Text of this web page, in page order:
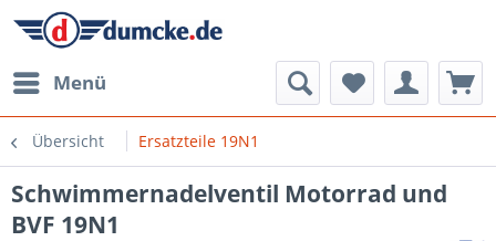
Menü
Übersicht Ersatzteile 19N1
Schwimmernadelventil Motorrad und
BVF 19N1